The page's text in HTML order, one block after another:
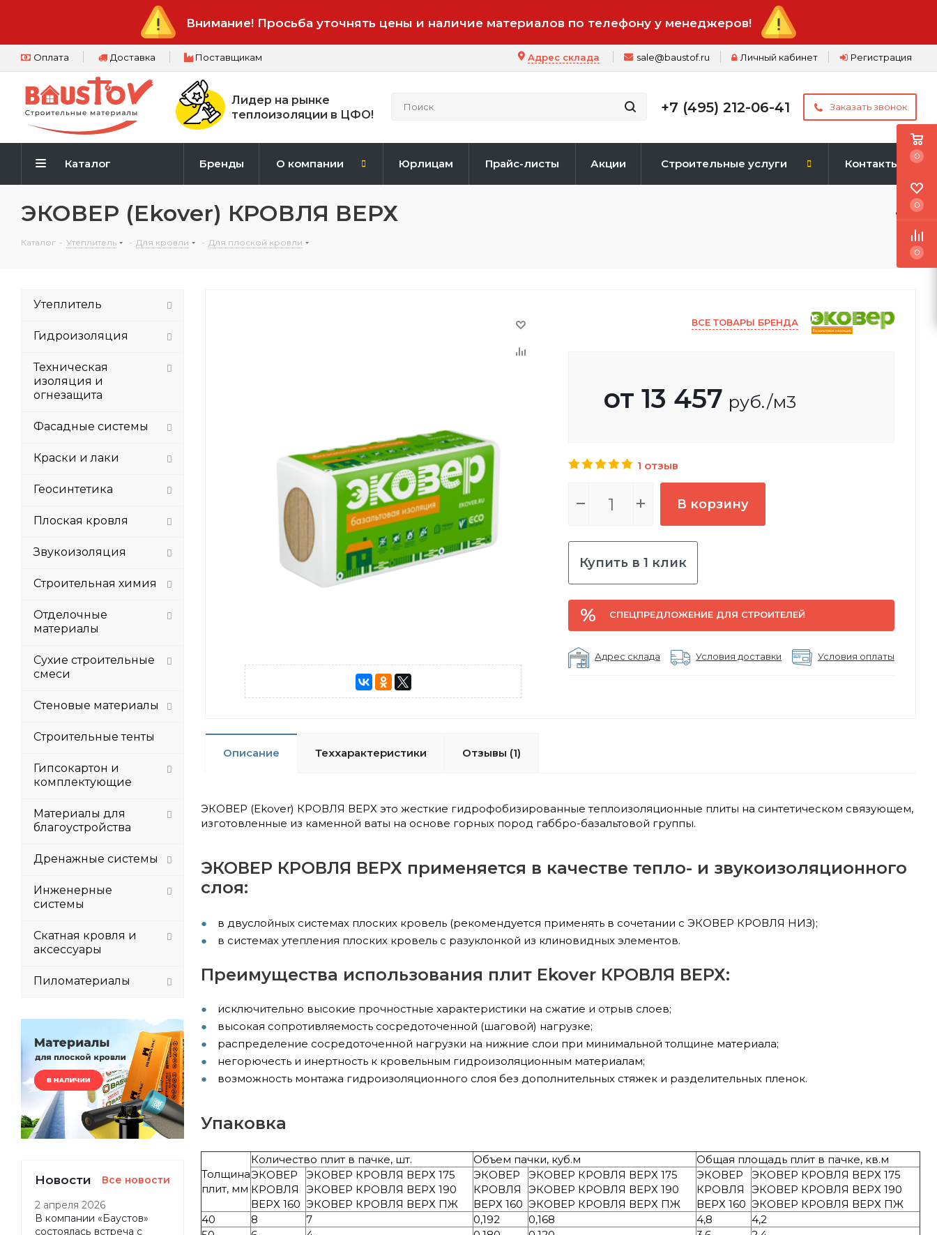
Внимание! Просьба уточнять цены и наличие материалов по телефону у менеджеров!
Оплата Доставка Поставщикам Регистрация
Личный кабинет
sale@baustof.ru
Адрес склада
Лидер на рынке
теплоизоляции в ЦФО!
+7 (495) 212-06-41 Заказать звонок
Каталог Бренды О компании Юрлицам Прайс-листы Акции Строительные услуги Контакты
ЭКОВЕР (Ekover) КРОВЛЯ ВЕРХ
Каталог - Утеплитель - Для кровли - Для плоской кровли
ВСЕ ТОВАРЫ БРЕНДА
от 13 457 руб./м3
1 отзыв
В корзину
Купить в 1 клик
СПЕЦПРЕДЛОЖЕНИЕ ДЛЯ СТРОИТЕЛЕЙ
Адрес склада Условия доставки Условия оплаты
Описание Теххарактеристики Отзывы (1)
ЭКОВЕР (Ekover) КРОВЛЯ ВЕРХ это жесткие гидрофобизированные теплоизоляционные плиты на синтетическом связующем,
изготовленные из каменной ваты на основе горных пород габбро-базальтовой группы.
ЭКОВЕР КРОВЛЯ ВЕРХ применяется в качестве тепло- и звукоизоляционного
слоя:
в двуслойных системах плоских кровель (рекомендуется применять в сочетании с ЭКОВЕР КРОВЛЯ НИЗ);
в системах утепления плоских кровель с разуклонкой из клиновидных элементов.
Преимущества использования плит Ekover КРОВЛЯ ВЕРХ:
исключительно высокие прочностные характеристики на сжатие и отрыв слоев;
высокая сопротивляемость сосредоточенной (шаговой) нагрузке;
распределение сосредоточенной нагрузки на нижние слои при минимальной толщине материала;
негорючесть и инертность к кровельным гидроизоляционным материалам;
возможность монтажа гидроизоляционного слоя без дополнительных стяжек и разделительных пленок.
Упаковка
Толщина
плит, мм
Количество плит в пачке, шт. Объем пачки, куб.м
Общая площадь плит в пачке, кв.м
ЭКОВЕР
КРОВЛЯ
ВЕРХ 160
ЭКОВЕР КРОВЛЯ ВЕРХ 175
ЭКОВЕР КРОВЛЯ ВЕРХ 190
ЭКОВЕР КРОВЛЯ ВЕРХ ПЖ
ЭКОВЕР
КРОВЛЯ
ВЕРХ 160
ЭКОВЕР КРОВЛЯ ВЕРХ 175
ЭКОВЕР КРОВЛЯ ВЕРХ 190
ЭКОВЕР КРОВЛЯ ВЕРХ ПЖ
ЭКОВЕР
КРОВЛЯ
ВЕРХ 160
ЭКОВЕР КРОВЛЯ ВЕРХ 175
ЭКОВЕР КРОВЛЯ ВЕРХ 190
ЭКОВЕР КРОВЛЯ ВЕРХ ПЖ
40
8 7 0,192 0,168 4,8
4,2
Утеплитель
Гидроизоляция
Техническая
изоляция и
огнезащита
Фасадные системы
Краски и лаки
Геосинтетика
Плоская кровля
Звукоизоляция
Строительная химия
Отделочные
материалы
Сухие строительные
смеси
Стеновые материалы
Строительные тенты
Гипсокартон и
комплектующие
Материалы для
благоустройства
Дренажные системы
Инженерные
системы
Скатная кровля и
аксессуары
Пиломатериалы
Новости Все новости
2 апреля 2026
В компании «Баустов»
состоялась встреча с
0
0
0